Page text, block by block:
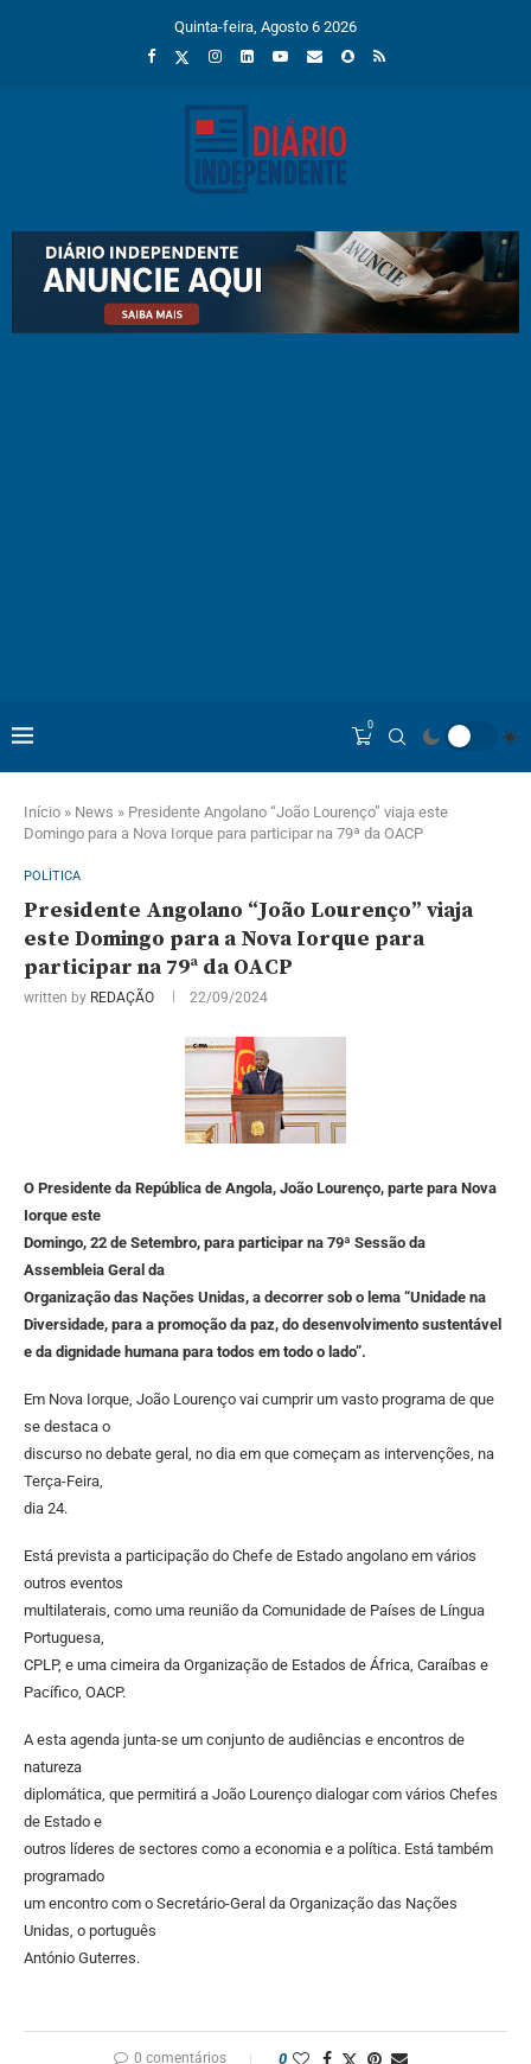
Quinta-feira, Agosto 6 2026
0
Início » News » Presidente Angolano “João Lourenço” viaja este
Domingo para a Nova Iorque para participar na 79ª da OACP
POLÍTICA
Presidente Angolano “João Lourenço” viaja
este Domingo para a Nova Iorque para
participar na 79ª da OACP
written by REDAÇÃO 22/09/2024
O Presidente da República de Angola, João Lourenço, parte para Nova
Iorque este
Domingo, 22 de Setembro, para participar na 79ª Sessão da
Assembleia Geral da
Organização das Nações Unidas, a decorrer sob o lema “Unidade na
Diversidade, para a promoção da paz, do desenvolvimento sustentável
e da dignidade humana para todos em todo o lado”.
Em Nova Iorque, João Lourenço vai cumprir um vasto programa de que
se destaca o
discurso no debate geral, no dia em que começam as intervenções, na
Terça-Feira,
dia 24.
Está prevista a participação do Chefe de Estado angolano em vários
outros eventos
multilaterais, como uma reunião da Comunidade de Países de Língua
Portuguesa,
CPLP, e uma cimeira da Organização de Estados de África, Caraíbas e
Pacífico, OACP.
A esta agenda junta-se um conjunto de audiências e encontros de
natureza
diplomática, que permitirá a João Lourenço dialogar com vários Chefes
de Estado e
outros líderes de sectores como a economia e a política. Está também
programado
um encontro com o Secretário-Geral da Organização das Nações
Unidas, o português
António Guterres.
0 comentários 0